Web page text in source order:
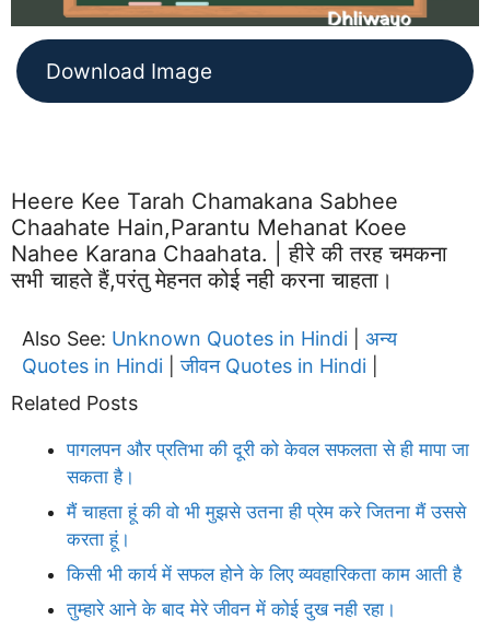
Download Image
Heere Kee Tarah Chamakana Sabhee
Chaahate Hain,parantu Mehanat Koee
Nahee Karana Chaahata. | हीरे की तरह चमकना
सभी चाहते हैं,परंतु मेहनत कोई नही करना चाहता।
Also See: Unknown Quotes in Hindi
अन्य
Quotes in Hindi |जीवन Quotes in Hindi
Related Posts
पागलपन और प्रतिभा की दूरी को केवल सफलता से ही मापा जा
सकता है।
मैं चाहता हूं की वो भी मुझसे उतना ही प्रेम करे जितना मैं उससे
करता हूं।
किसी भी कार्य में सफल होने के लिए व्यवहारिकता काम आती है
तुम्हारे आने के बाद मेरे जीवन में कोई दुख नही रहा।